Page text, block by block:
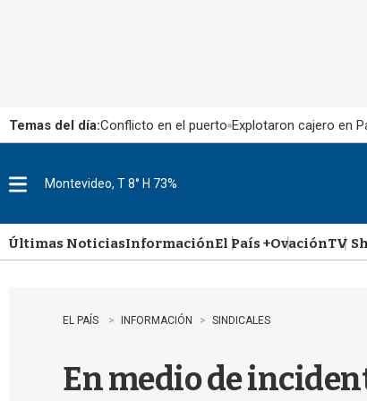
Temas del día:Conflicto en el puerto Explotaron cajero en
u
Montevideo, T 8° H 73%
Últimas NoticiasInformaciónEl País +OvaciónTV
EL PAÍS INFORMACIÓN SINDICALES
En medio de